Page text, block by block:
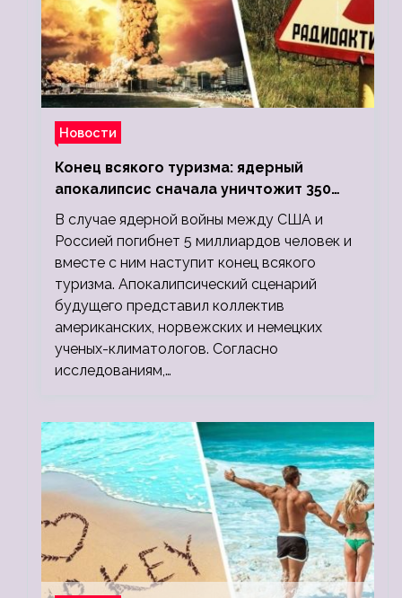
Новости
Конец всякого туризма: ядерный
апокалипсис сначала уничтожит 350
миллионов, а потом 5 миллиардов
людей
В случае ядерной войны между США и
Россией погибнет 5 миллиардов человек и
вместе с ним наступит конец всякого
туризма. Апокалипсический сценарий
будущего представил коллектив
американских, норвежских и немецких
ученых-климатологов. Согласно
исследованиям,…